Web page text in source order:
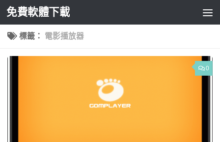
Skip to content
免費軟體下載
標籤： 電影播放器
0